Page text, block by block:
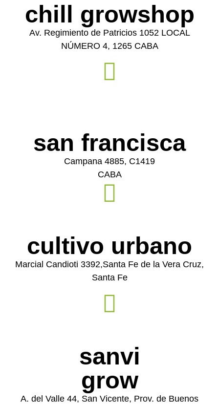
chill growshop
Av. Regimiento de Patricios 1052 LOCAL
NÚMERO 4, 1265 CABA
san francisca
Campana 4885, C1419
CABA
cultivo urbano
Marcial Candioti 3392,Santa Fe de la Vera Cruz,
Santa Fe
sanvi
grow
A. del Valle 44, San Vicente, Prov. de Buenos